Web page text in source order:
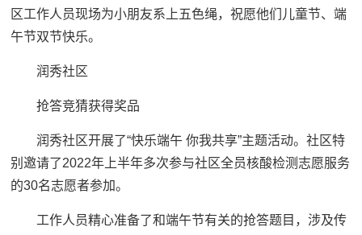
区工作人员现场为小朋友系上五色绳，祝愿他们儿童节、端
午节双节快乐。
润秀社区
抢答竞猜获得奖品
润秀社区开展了“快乐端午 你我共享”主题活动。社区特
别邀请了2022年上半年多次参与社区全员核酸检测志愿服务
的30名志愿者参加。
工作人员精心准备了和端午节有关的抢答题目，涉及传